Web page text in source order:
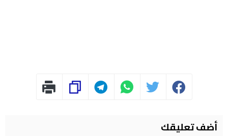
أضف تعليقك